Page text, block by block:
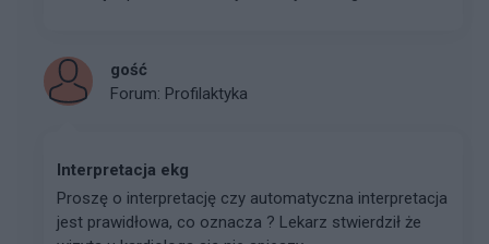
gość
Forum: Profilaktyka
Interpretacja ekg
Proszę o interpretację czy automatyczna interpretacja
jest prawidłowa, co oznacza ? Lekarz stwierdził że